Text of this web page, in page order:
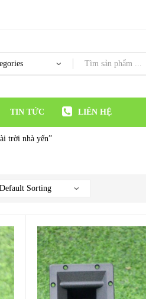
TIN TỨC LIÊN HỆ
trời nhà yến”